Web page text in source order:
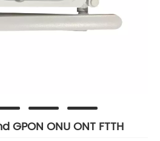
GPON ONU ONT FTTH